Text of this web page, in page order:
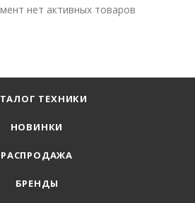
нет активных товаров
ТЕХНИКИ
НОВИНКИ
РАСПРОДАЖА
БРЕНДЫ